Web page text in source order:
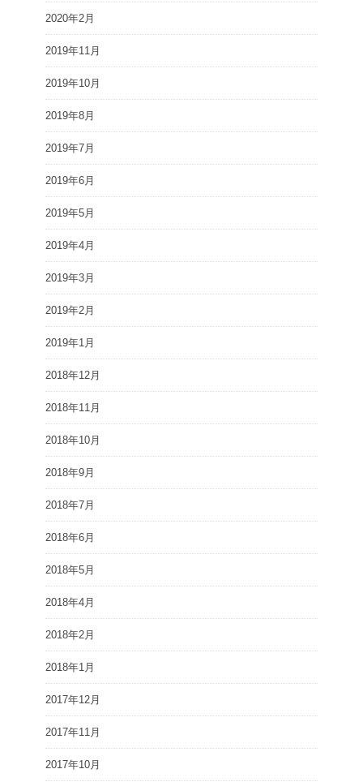
2020年2月
2019年11月
2019年10月
2019年8月
2019年7月
2019年6月
2019年5月
2019年4月
2019年3月
2019年2月
2019年1月
2018年12月
2018年11月
2018年10月
2018年9月
2018年7月
2018年6月
2018年5月
2018年4月
2018年2月
2018年1月
2017年12月
2017年11月
2017年10月